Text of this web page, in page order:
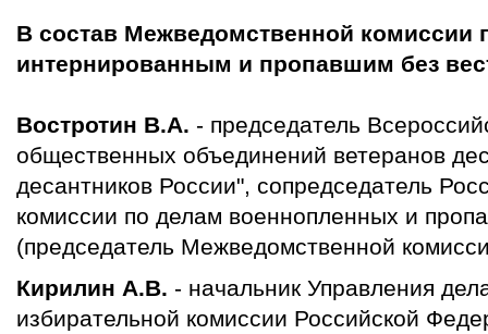
В состав Межведомственной комиссии
интернированным и пропавшим без
Востротин В.А. - председатель
общественных объединений ветеранов
десантников России", сопредседатель
комиссии по делам военнопленных и
(председатель Межведомственной
Кирилин А.В. - начальник Управления
избирательной комиссии Российской